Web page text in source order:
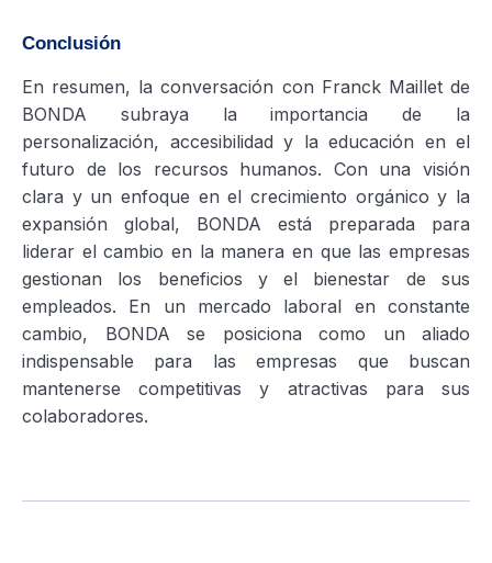
Conclusión
En resumen, la conversación con Franck Maillet de
BONDA subraya la importancia de la
personalización, accesibilidad y la educación en el
futuro de los recursos humanos. Con una visión
clara y un enfoque en el crecimiento orgánico y la
expansión global, BONDA está preparada para
liderar el cambio en la manera en que las empresas
gestionan los beneficios y el bienestar de sus
empleados. En un mercado laboral en constante
cambio, BONDA se posiciona como un aliado
indispensable para las empresas que buscan
mantenerse competitivas y atractivas para sus
colaboradores.